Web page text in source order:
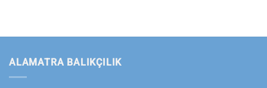
ALAMATRA BALIKÇILIK